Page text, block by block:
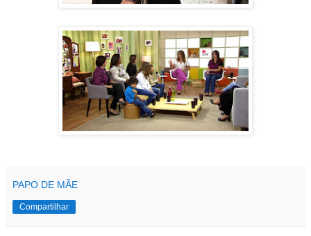
PAPO DE MÃE
Compartilhar